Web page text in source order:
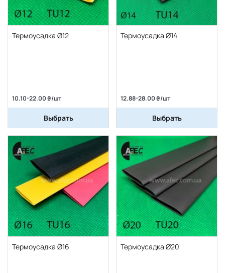
Термоусадка Ø12
10.10-22.00 ₴/шт
Выбрать
Термоусадка Ø14
12.88-28.00 ₴/шт
Выбрать
Термоусадка Ø16 Термоусадка Ø20